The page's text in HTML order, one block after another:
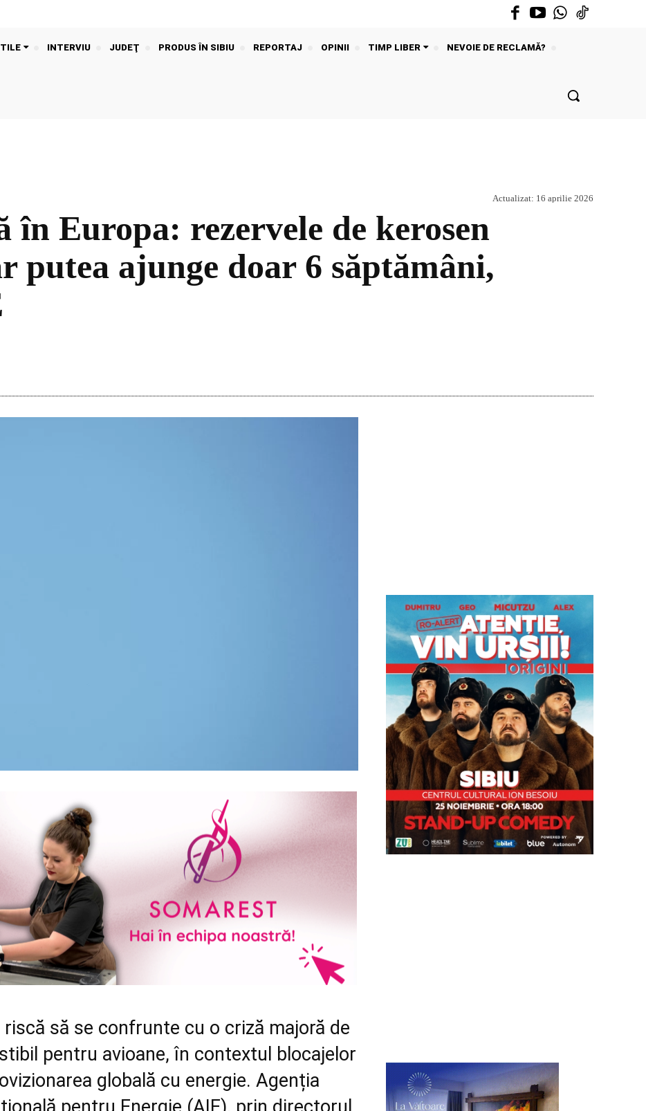
INTERVIU JUDEŢ PRODUS ÎN SIBIU REPORTAJ OPINII TIMP LIBER
NEVOIE DE RECLAMĂ?
Actualizat: 16 aprilie 2026
în Europa: rezervele de kerosen
putea ajunge doar 6 săptămâni,
riscă să se confrunte cu o criză majoră de
pentru avioane, în contextul blocajelor
globală cu energie. Agenția